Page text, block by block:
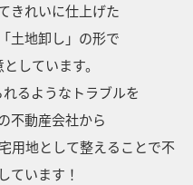
きれいに仕上げた
土地卸し」の形で
しています。
るようなトラブルを
不動産会社から
用地として整えることで不
ています！